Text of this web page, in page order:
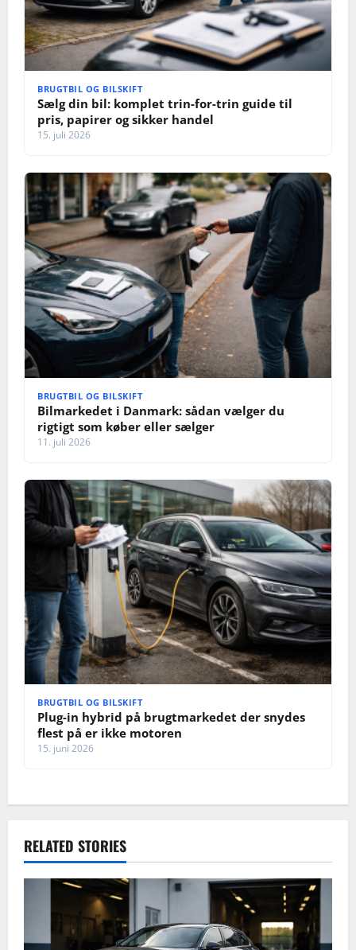
BRUGTBIL OG BILSKIFT
Sælg din bil: komplet trin-for-trin guide til
pris, papirer og sikker handel
15. juli 2026
BRUGTBIL OG BILSKIFT
Bilmarkedet i Danmark: sådan vælger du
rigtigt som køber eller sælger
11. juli 2026
BRUGTBIL OG BILSKIFT
Plug-in hybrid på brugtmarkedet der snydes
flest på er ikke motoren
15. juni 2026
RELATED STORIES